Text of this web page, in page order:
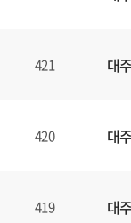
421 대
420 대
419 대